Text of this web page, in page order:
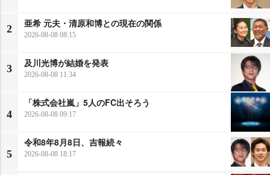
2
亜希 元夫・清原和博との現在の関係
2026-08-08 08:15
3
及川光博が結婚を発表
2026-08-08 11:34
4
「株式会社嵐」5人のFC出そろう
2026-08-08 09:17
5
令和8年8月8日、吉報続々
2026-08-08 18:17